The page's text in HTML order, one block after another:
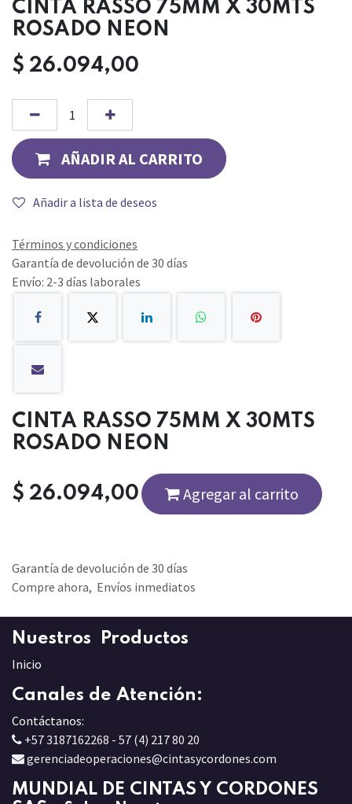
CINTA RASSO 75MM X 30MTS
ROSADO NEON
$ 26.094,00
AÑADIR AL CARRITO
Añadir a lista de deseos
Términos y condiciones
Garantía de devolución de 30 días
Envío: 2-3 días laborales
CINTA RASSO 75MM X 30MTS
ROSADO NEON
$ 26.094,00 Agregar al carrito
Garantía de devolución de 30 días
Compre ahora, Envíos inmediatos
Nuestros Productos
Inicio
Canales de Atención:
Contáctanos:
+57 3187162268 - 57 (4) 217 80 20
gerenciadeoperaciones@cintasycordones.com
MUNDIAL DE CINTAS Y CORDONES